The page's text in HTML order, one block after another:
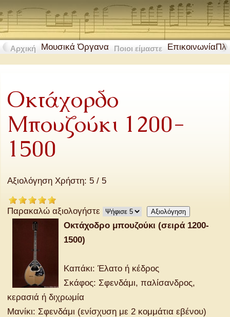
Αρχική Μουσικά Όργανα Ποιοι είμαστε Επικοινωνία
Οκτάχορδο
Μπουζούκι 1200-
1500
Αξιολόγηση Χρήστη: 5 / 5
Παρακαλώ αξιολογήστε
Οκτάχοδρο μπουζούκι (σειρά 1200-
1500)
Καπάκι: Έλατο ή κέδρος
Σκάφος: Σφενδάμι, παλίσανδρος,
κερασιά ή διχρωμία
Μανίκι: Σφενδάμι (ενίσχυση με 2 κομμάτια εβένου)